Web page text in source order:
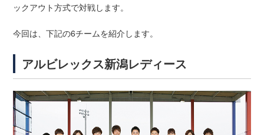
ックアウト方式で対戦します。
今回は、下記の6チームを紹介します。
アルビレックス新潟レディース